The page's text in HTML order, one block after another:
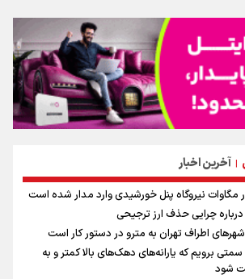
| آخرین اخبار
چرایی حذف ارز ترجیحی
اطراف تهران به مترو در دستور کار است
برویم که یارانه‌های دهک‌های بالا کمتر و به
شود